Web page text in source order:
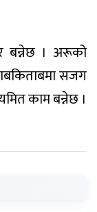
बन्नेछ । अरूको
सजग
काम बन्नेछ ।